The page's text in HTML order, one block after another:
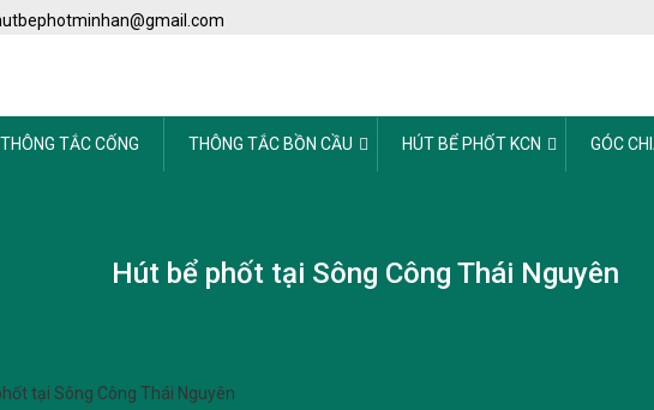
THÔNG TẮC CỐNG THÔNG TẮC BỒN CẦU HÚT BỂ PHỐT KCN GÓC
Hút bể phốt tại Sông Công Thái Nguyên
tại Sông Công Thái Nguyên